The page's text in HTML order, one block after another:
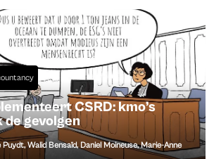
CSRD: kmo’s
de gevolgen
Puydt,Walid Bensaïd, Daniel Moineuse,Marie-Anne